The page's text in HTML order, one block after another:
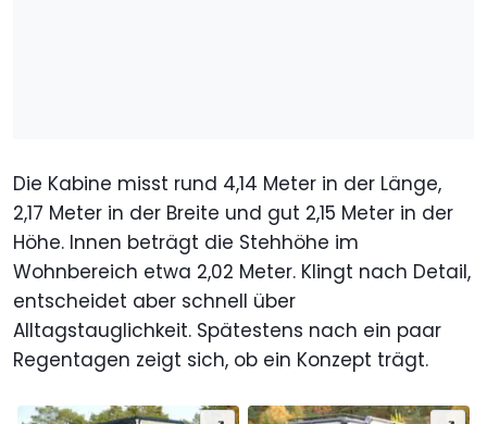
Die Kabine misst rund 4,14 Meter in der Länge,
2,17 Meter in der Breite und gut 2,15 Meter in der
Höhe. Innen beträgt die Stehhöhe im
Wohnbereich etwa 2,02 Meter. Klingt nach Detail,
entscheidet aber schnell über
Alltagstauglichkeit. Spätestens nach ein paar
Regentagen zeigt sich, ob ein Konzept trägt.